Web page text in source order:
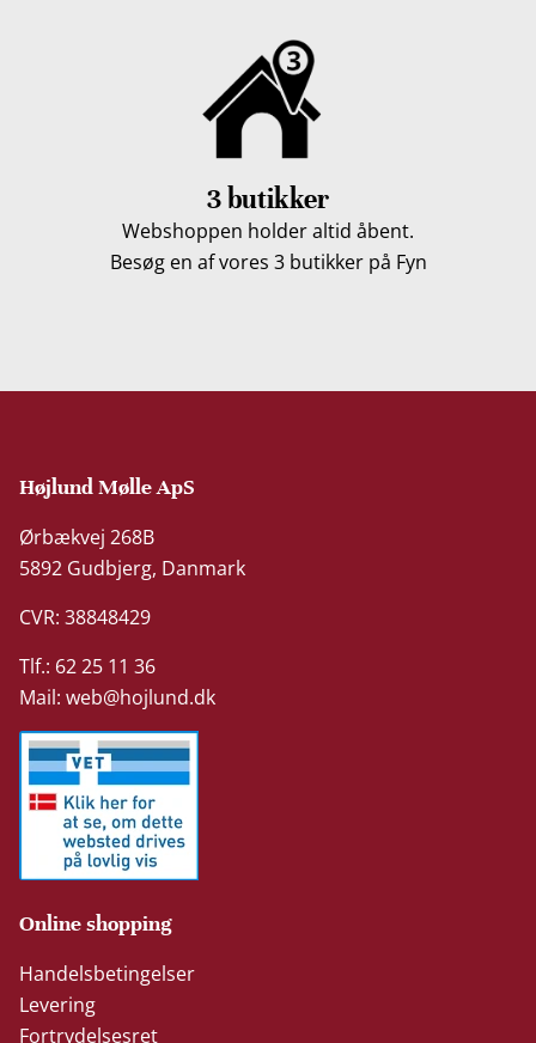
3 butikker
Webshoppen holder altid åbent.
Besøg en af vores 3 butikker på Fyn
Højlund Mølle ApS
Ørbækvej 268B
5892 Gudbjerg, Danmark
CVR: 38848429
Tlf.: 62 25 11 36
Mail:web@hojlund.dk
Online shopping
Handelsbetingelser
Levering
Fortrydelsesret